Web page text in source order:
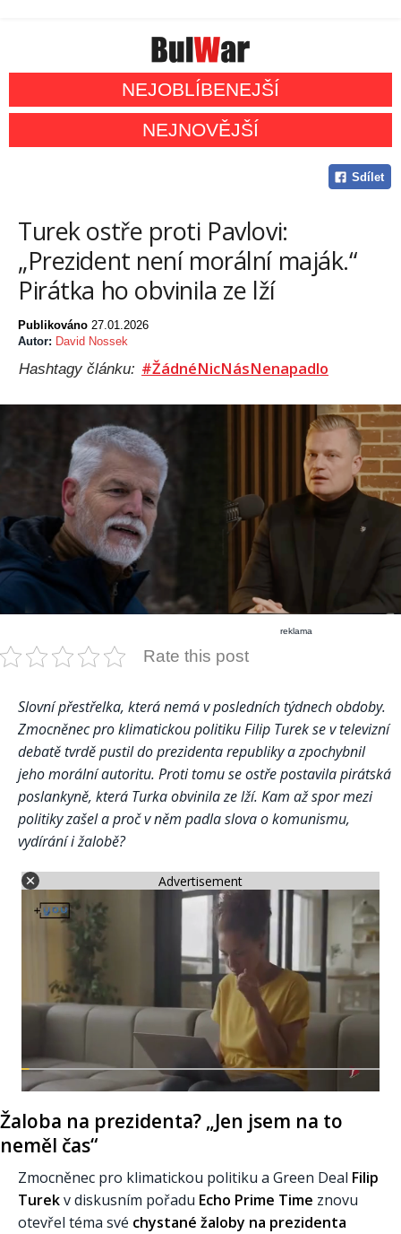
NEJOBLÍBENEJŠÍ
NEJNOVĚJŠÍ
Sdílet
Turek ostře proti Pavlovi:
„Prezident není morální maják.“
Pirátka ho obvinila ze lží
Publikováno 27.01.2026
Autor: David Nossek
Hashtagy článku: #ŽádnéNicNásNenapadlo
reklama
Rate this post
Slovní přestřelka, která nemá v posledních týdnech obdoby.
Zmocněnec pro klimatickou politiku Filip Turek se v televizní
debatě tvrdě pustil do prezidenta republiky a zpochybnil
jeho morální autoritu. Proti tomu se ostře postavila pirátská
poslankyně, která Turka obvinila ze lží. Kam až spor mezi
politiky zašel a proč v něm padla slova o komunismu,
vydírání i žalobě?
Advertisement
Žaloba na prezidenta? „Jen jsem na to
neměl čas“
Zmocněnec pro klimatickou politiku a Green Deal Filip
Turekv diskusním pořadu Echo Prime Time znovu
otevřel téma své chystané žaloby na prezidenta